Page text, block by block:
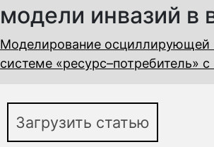
модели инвазий в
Моделирование осциллирующей
системе «ресурс–потребитель»
Загрузить статью